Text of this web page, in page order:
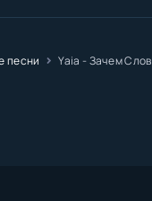
песни Yaia - Зачем